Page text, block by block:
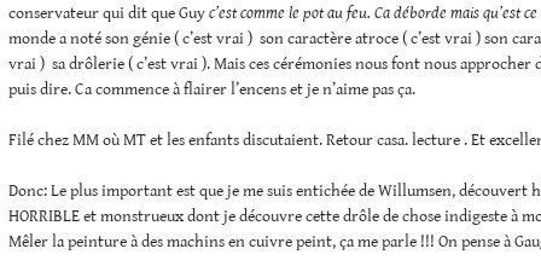
conservateur qui dit que Guyc’est comme le pot au feu. Ca déborde mais qu’est ce
monde a noté son génie ( c’est vrai ) son caractère atroce ( c’est vrai ) son
vrai ) sa drôlerie ( c’est vrai ). Mais ces cérémonies nous font nous approcher
puis dire. Ca commence à flairer l’encens et je n’aime pas ça.
Filé chez MM où MT et les enfants discutaient. Retour casa. lecture . Et
Donc: Le plus important est que je me suis entichée de Willumsen, découvert
HORRIBLE et monstrueux dont je découvre cette drôle de chose indigeste à
Mêler la peinture à des machins en cuivre peint, ça me parle !!! On pense à